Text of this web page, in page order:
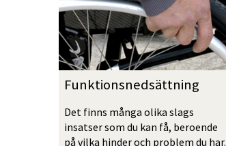
Funktions­nedsättning
Det finns många olika slags
insatser som du kan få, beroende
på vilka hinder och problem du har.